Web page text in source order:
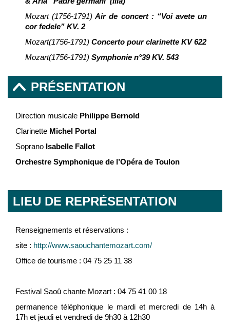
Mozart (1756-1791) Air de concert : “Voi avete un
cor fedele” KV. 2
Mozart(1756-1791) Concerto pour clarinette KV 622
Mozart(1756-1791) Symphonie n°39 KV. 543
PRÉSENTATION
Direction musicale Philippe Bernold
Clarinette Michel Portal
Soprano Isabelle Fallot
Orchestre Symphonique de l’Opéra de Toulon
LIEU DE REPRÉSENTATION
Renseignements et réservations :
site : http://www.saouchantemozart.com/
Office de tourisme : 04 75 25 11 38
Festival Saoû chante Mozart : 04 75 41 00 18
permanence téléphonique le mardi et mercredi de 14h à
17h et jeudi et vendredi de 9h30 à 12h30